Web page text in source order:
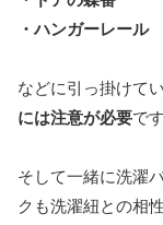
・ハンガーレール
などに引っ掛けて
には注意が必要です
そして一緒に洗濯
クも洗濯紐との相